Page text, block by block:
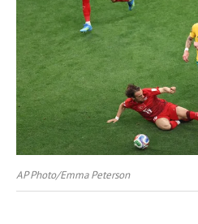
AP Photo/Emma Peterson